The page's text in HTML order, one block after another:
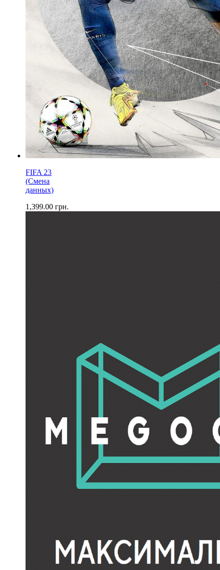
FIFA 23
(Смена
данных)
1,399.00грн.